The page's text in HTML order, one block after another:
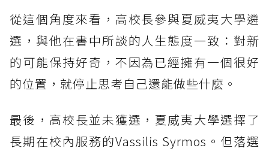
從這個角度來看，高校長參與夏威夷大學遴
選，與他在書中所談的人生態度一致：對新
的可能保持好奇，不因為已經擁有一個很好
的位置，就停止思考自己還能做些什麼。
最後，高校長並未獲選，夏威夷大學選擇了
長期在校內服務的Vassilis Syrmos。但落選